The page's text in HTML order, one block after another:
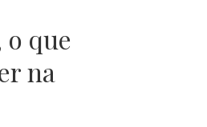
o que
na